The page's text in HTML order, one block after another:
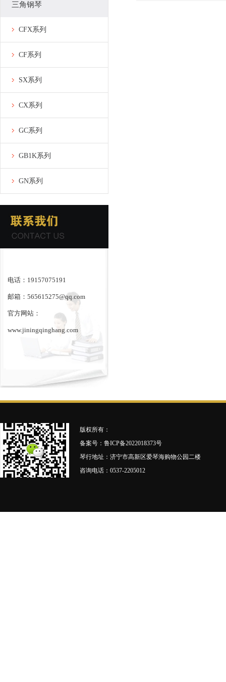
三角钢琴
CFX系列
CF系列
SX系列
CX系列
GC系列
GB1K系列
GN系列
电话：19157075191
邮箱：565615275@qq.com
官方网站：
www.jiningqinghang.com
版权所有：
备案号： 鲁ICP备2022018373号
琴行地址：济宁市高新区爱琴海购物公园二楼
咨询电话：0537-2205012